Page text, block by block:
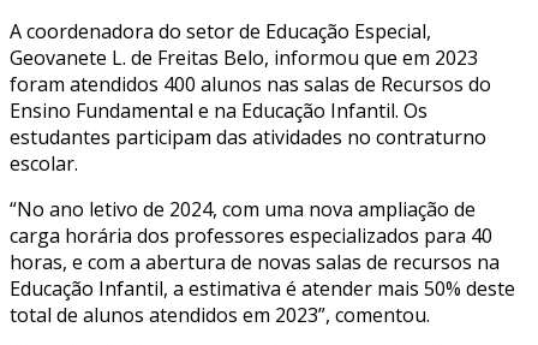
A coordenadora do setor de Educação Especial,
Geovanete L. de Freitas Belo, informou que em 2023
foram atendidos 400 alunos nas salas de Recursos do
Ensino Fundamental e na Educação Infantil. Os
estudantes participam das atividades no contraturno
escolar.
“No ano letivo de 2024, com uma nova ampliação de
carga horária dos professores especializados para 40
horas, e com a abertura de novas salas de recursos na
Educação Infantil, a estimativa é atender mais 50% deste
total de alunos atendidos em 2023”, comentou.